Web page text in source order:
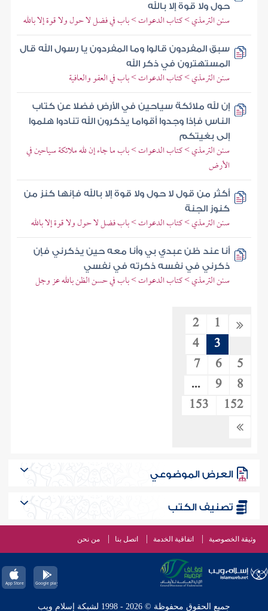
حول ولا قوة إلا بالله
سنن الترمذي > كتاب الدعوات > باب في فضل لا حول ولا قوة إلا بالله
سبق المفردون قالوا وما المفردون يا رسول الله قال
المستهترون في ذكر الله
سنن الترمذي > كتاب الدعوات > باب في العفو والعافية
إن لله ملائكة سياحين في الأرض فضلا عن كتاب
الناس فإذا وجدوا أقواما يذكرون الله تنادوا هلموا
إلى بغيتكم
سنن الترمذي > كتاب الدعوات > باب ما جاء إن لله ملائكة سياحين في
الأرض
أكثر من قول لا حول ولا قوة إلا بالله فإنها كنز من
كنوز الجنة
سنن الترمذي > كتاب الدعوات > باب فضل لا حول ولا قوة إلا بالله
أنا عند ظن عبدي بي وأنا معه حين يذكرني فإن
ذكرني في نفسه ذكرته في نفسي
سنن الترمذي > كتاب الدعوات > باب في حسن الظن بالله عز وجل
1
2
3
4
5
6
7
8
9
...
152
153
العرض الموضوعي
تصنيف الكتب
وثيقة الخصوصية اتفاقية الخدمة اتصل بنا من نحن
جميع الحقوق محفوظة © 2026 - 1998 لشبكة إسلام ويب